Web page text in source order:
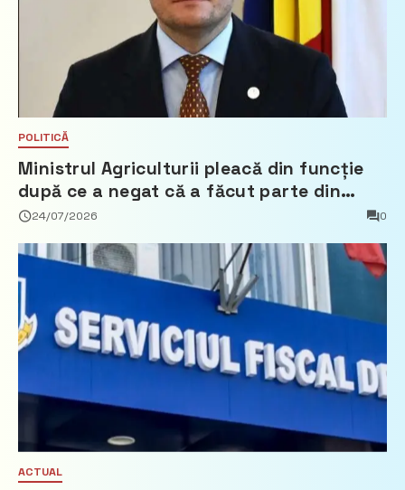
POLITICĂ
Ministrul Agriculturii pleacă din funcție
după ce a negat că a făcut parte din
Partidul Democrat
24/07/2026 0
ACTUAL